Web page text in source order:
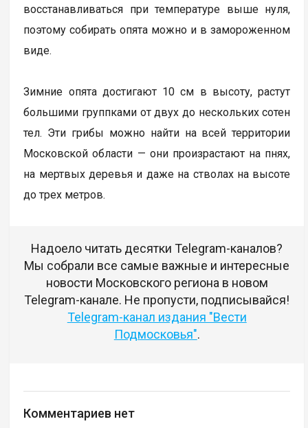
восстанавливаться при температуре выше нуля,
поэтому собирать опята можно и в замороженном
виде.
Зимние опята достигают 10 см в высоту, растут
большими группками от двух до нескольких сотен
тел. Эти грибы можно найти на всей территории
Московской области — они произрастают на пнях,
на мертвых деревья и даже на стволах на высоте
до трех метров.
Надоело читать десятки Telegram-каналов?
Мы собрали все самые важные и интересные
новости Московского региона в новом
Telegram-канале. Не пропусти, подписывайся!
Telegram-канал издания "Вести
Подмосковья".
Комментариев нет